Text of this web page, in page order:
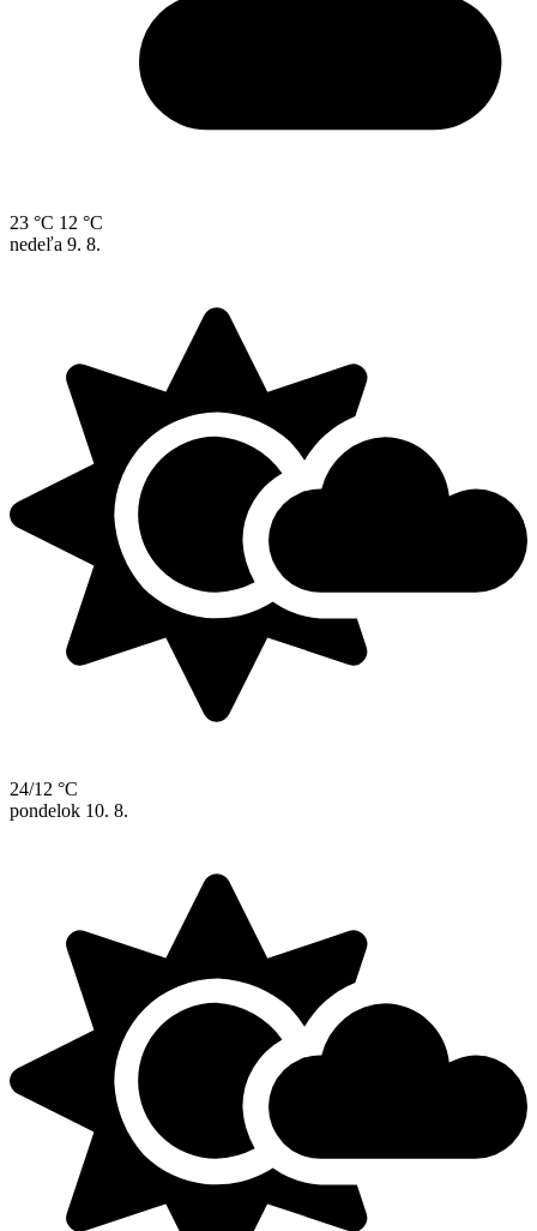
23 °C 12 °C
nedeľa 9. 8.
24/12 °C
pondelok 10. 8.